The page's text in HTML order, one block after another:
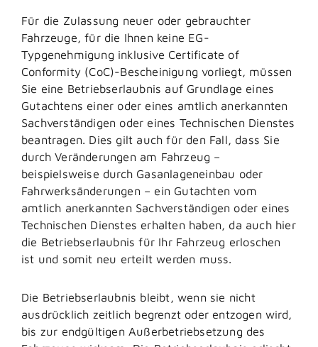
Für die Zulassung neuer oder gebrauchter
Fahrzeuge, für die Ihnen keine EG-
Typgenehmigung inklusive Certificate of
Conformity (CoC)-Bescheinigung vorliegt, müssen
Sie eine Betriebserlaubnis auf Grundlage eines
Gutachtens einer oder eines amtlich anerkannten
Sachverständigen oder eines Technischen Dienstes
beantragen. Dies gilt auch für den Fall, dass Sie
durch Veränderungen am Fahrzeug –
beispielsweise durch Gasanlageneinbau oder
Fahrwerksänderungen – ein Gutachten vom
amtlich anerkannten Sachverständigen oder eines
Technischen Dienstes erhalten haben, da auch hier
die Betriebserlaubnis für Ihr Fahrzeug erloschen
ist und somit neu erteilt werden muss.
Die Betriebserlaubnis bleibt, wenn sie nicht
ausdrücklich zeitlich begrenzt oder entzogen wird,
bis zur endgültigen Außerbetriebsetzung des